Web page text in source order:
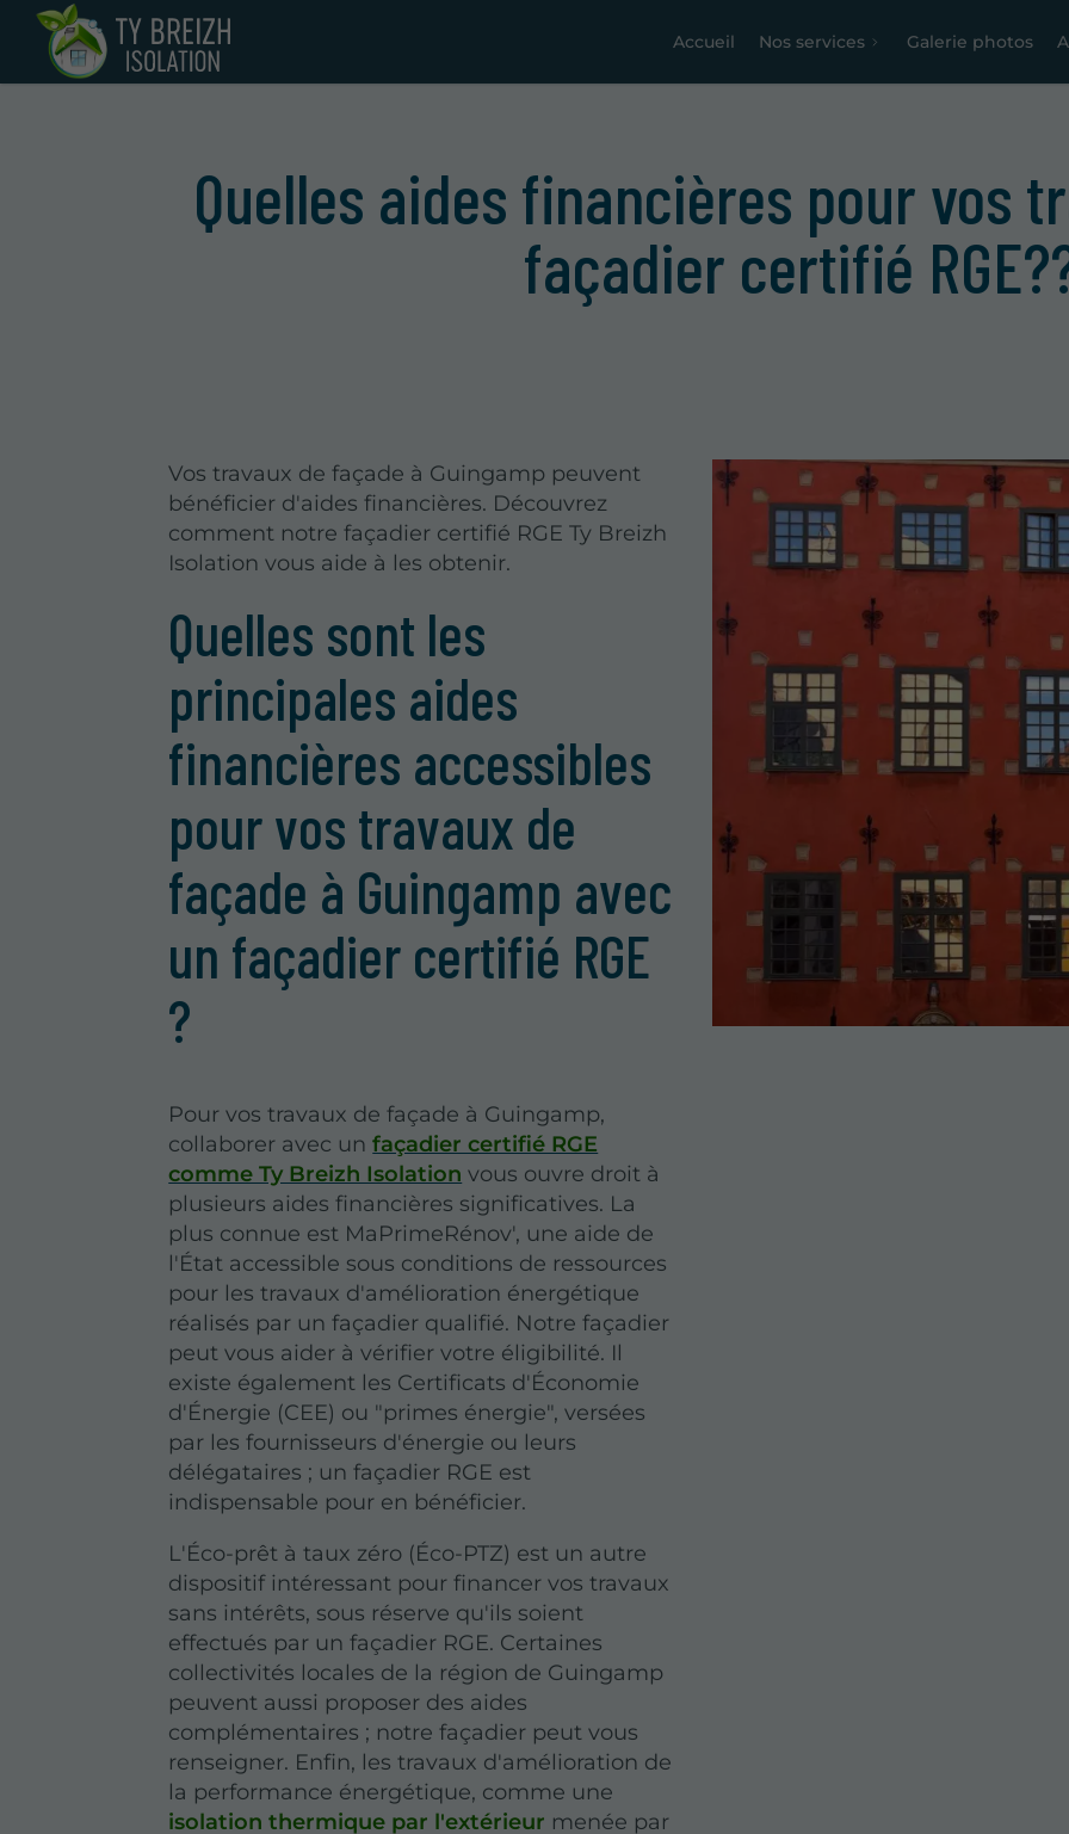
Accueil Nos services Galerie photos
Quelles aides financières pour vos
façadier certifié
Vos travaux de façade à Guingamp peuvent
bénéficier d'aides financières. Découvrez
comment notre façadier certifié RGE Ty Breizh
Isolation vous aide à les obtenir.
Quelles sont les
principales aides
financières accessibles
pour vos travaux de
façade à Guingamp avec
un façadier certifié RGE
?
Pour vos travaux de façade à Guingamp,
collaborer avec unfaçadier certifié RGE
comme Ty Breizh Isolation vous ouvre droit à
plusieurs aides financières significatives. La
plus connue est MaPrimeRénov', une aide de
l'État accessible sous conditions de ressources
pour les travaux d'amélioration énergétique
réalisés par un façadier qualifié. Notre façadier
peut vous aider à vérifier votre éligibilité. Il
existe également les Certificats d'Économie
d'Énergie (CEE) ou "primes énergie", versées
par les fournisseurs d'énergie ou leurs
délégataires ; un façadier RGE est
indispensable pour en bénéficier.
L'Éco-prêt à taux zéro (Éco-PTZ) est un autre
dispositif intéressant pour financer vos travaux
sans intérêts, sous réserve qu'ils soient
effectués par un façadier RGE. Certaines
collectivités locales de la région de Guingamp
peuvent aussi proposer des aides
complémentaires ; notre façadier peut vous
renseigner. Enfin, les travaux d'amélioration de
la performance énergétique, comme une
isolation thermique par l'extérieur menée par